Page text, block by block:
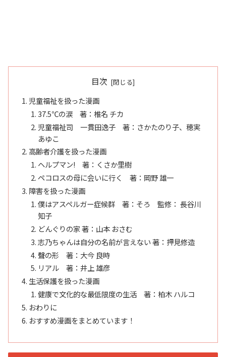
目次
児童福祉を扱った漫画
37.5℃の涙 著：椎名 チカ
児童福祉司 一貫田逸子 著：さかたのり子、穂実
あゆこ
高齢者介護を扱った漫画
ヘルプマン! 著：くさか里樹
ペコロスの母に会いに行く 著：岡野 雄一
障害を扱った漫画
僕はアスペルガー症候群 著：そろ 監修： 長谷川
知子
どんぐりの家 著：山本 おさむ
志乃ちゃんは自分の名前が言えない 著：押見修造
聲の形 著：大今 良時
リアル 著：井上 雄彦
生活保護を扱った漫画
健康で文化的な最低限度の生活 著：柏木 ハルコ
おわりに
おすすめ漫画をまとめています！